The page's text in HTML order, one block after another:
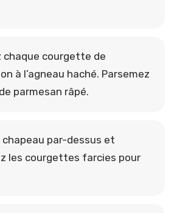
chaque courgette de
à l’agneau haché. Parsemez
parmesan râpé.
par-dessus et
les courgettes farcies pour